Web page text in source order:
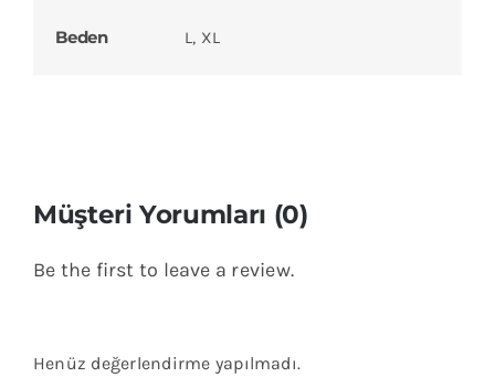
Beden L, XL
Müşteri Yorumları (0)
Be the first to leave a review.
Henüz değerlendirme yapılmadı.